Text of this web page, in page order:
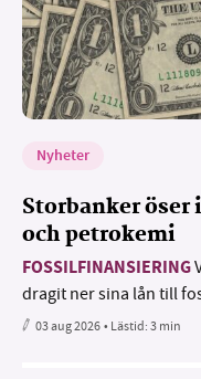
Nyheter
Storbanker
och petrokemi
FOSSILFINANSIERING
dragit ner sina lån till
03 aug 2026• Lästid:3 min